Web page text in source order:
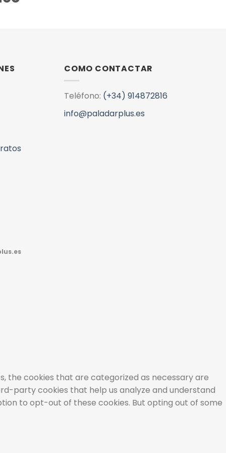
COMO CONTACTAR
Teléfono: (+34) 914872816
info@paladarplus.es
the cookies that are categorized as necessary are
party cookies that help us analyze and understand
to opt-out of these cookies. But opting out of some